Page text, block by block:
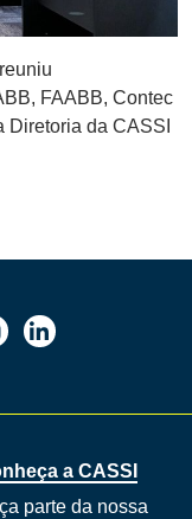
FAABB, Contec
Diretoria da CASSI
a CASSI
parte da nossa